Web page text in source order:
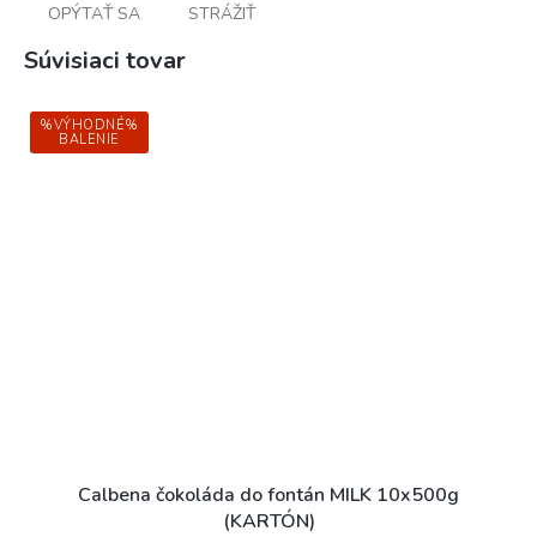
OPÝTAŤ SA STRÁŽIŤ
Súvisiaci tovar
%VÝHODNÉ%
BALENIE
Calbena čokoláda do fontán MILK 10x500g
(KARTÓN)